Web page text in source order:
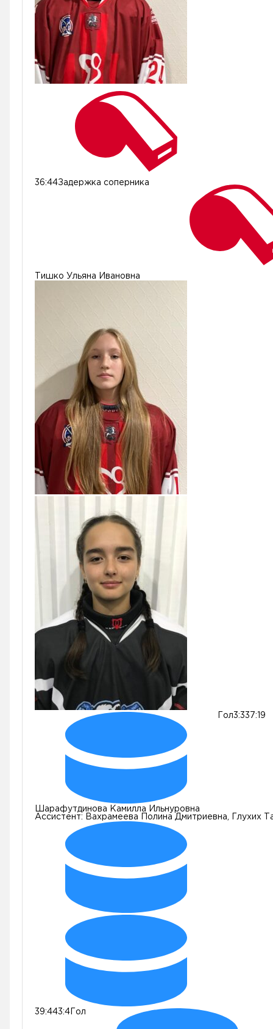
36:44Задержка соперника
Тишко Ульяна Ивановна
Гол3:337:19
Шарафутдинова Камилла Ильнуровна
Ассистент:
Вахрамеева Полина Дмитриевна, Глухих
39:443:4 Гол